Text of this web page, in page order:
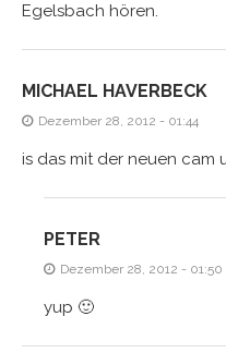
Egelsbach hören.
MICHAEL HAVERBECK
Dezember 28, 2012 - 01:44
is das mit der neuen cam
PETER
Dezember 28, 2012 - 01:50
yup 🙂